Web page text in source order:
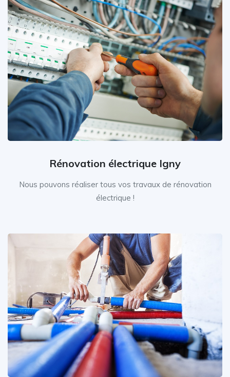
Rénovation électrique Igny
Nous pouvons réaliser tous vos travaux de rénovation
électrique !